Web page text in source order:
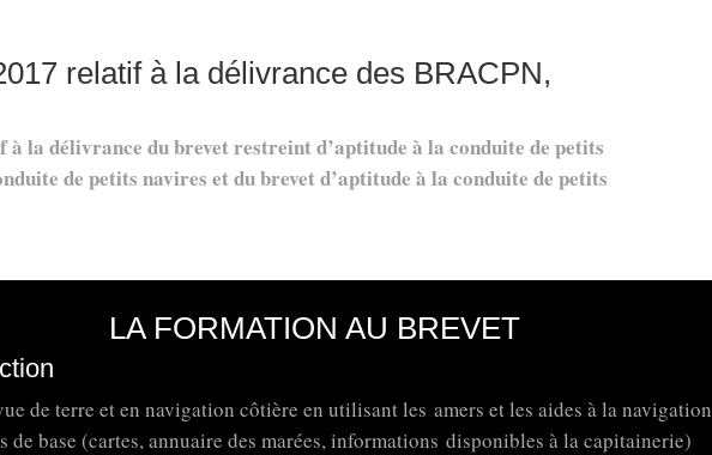
relatif à la délivrance des BRACPN,
la délivrance du brevet restreint d’aptitude à la conduite de petits
de petits navires et du brevet d’aptitude à la conduite de petits
LA FORMATION AU BREVET
de terre et en navigation côtière en utilisant les amers et les aides à la navigation
de base (cartes, annuaire des marées, informations disponibles à la capitainerie)